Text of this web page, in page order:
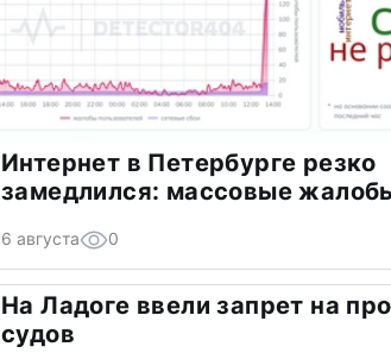
Интернет в Петербурге резко
замедлился: массовые
6 августа 0
На Ладоге ввели запрет на
судов